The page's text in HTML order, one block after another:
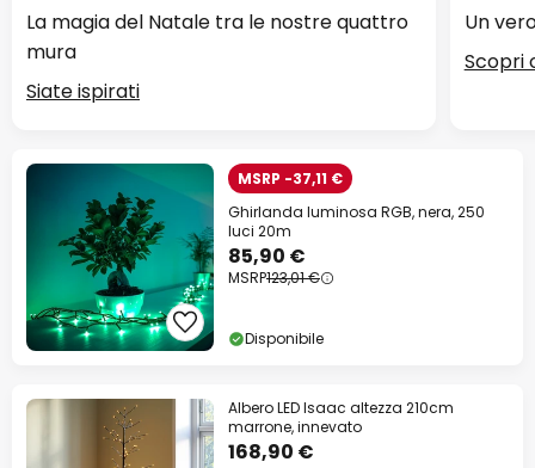
La magia del Natale tra le nostre quattro
mura
Siate ispirati
Un
Scopri
MSRP -37,11 €
Ghirlanda luminosa RGB, nera, 250
luci 20m
85,90 €
MSRP123,01 €
Disponibile
Albero LED Isaac altezza 210cm
marrone, innevato
168,90 €